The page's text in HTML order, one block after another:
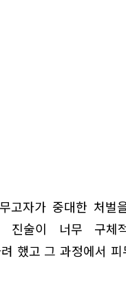
고자가 중대한 처벌
술이 너무 구체적
했고 그 과정에서